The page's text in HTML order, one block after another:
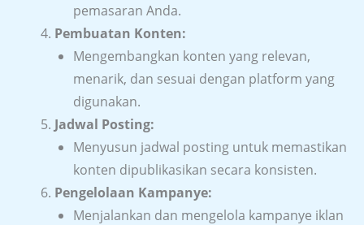
pemasaran Anda.
Pembuatan Konten:
Mengembangkan konten yang relevan,
menarik, dan sesuai dengan platform yang
digunakan.
Jadwal Posting:
Menyusun jadwal posting untuk memastikan
konten dipublikasikan secara konsisten.
Pengelolaan Kampanye:
Menjalankan dan mengelola kampanye iklan